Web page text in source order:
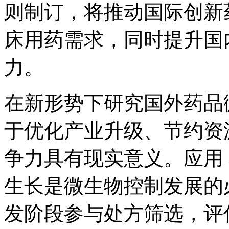
则制订，将推动国际创
床用药需求，同时提升
力。
在新形势下研究国外药
于优化产业升级、节约
争力具有现实意义。应
生长是微生物控制发展
发阶段参与处方筛选，